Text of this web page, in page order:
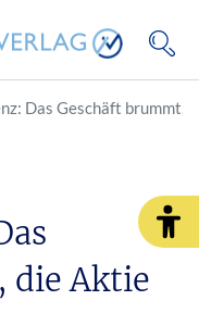
Das Geschäft brummt,
die Aktie